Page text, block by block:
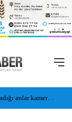
Miras tartışmasında ağabeyini tabanca ile yaraladığı anlar kamerada